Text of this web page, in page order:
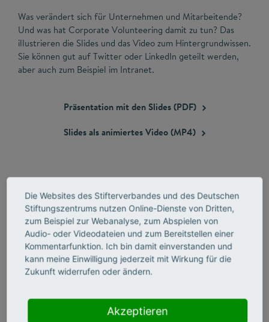
Was verändert sich für Unternehmen und Mitarbeitende?
Und was hat Corporate Volunteering damit zu tun? Das
illustrieren die Slides und das Video zum Hintergrundwissen.
Sie können gut auf Twitter oder LinkedIn geteilt werden,
aber auch zum Beispiel im Intranet.
Präsentation mit den Slides(PDF)
Slides als animiertes Video(MP4)
PRAXISWISSEN
Die Websites des Stifterverbandes und des Deutschen
Stiftungszentrums nutzen Online-Dienste von Dritten,
zum Beispiel zur Webanalyse, zum Abspielen von
Audio- oder Videodateien und zum Bereitstellen einer
Kommentarfunktion. Ich bin damit einverstanden und
kann meine Einwilligung jederzeit mit Wirkung für die
Zukunft widerrufen oder ändern.
Akzeptieren